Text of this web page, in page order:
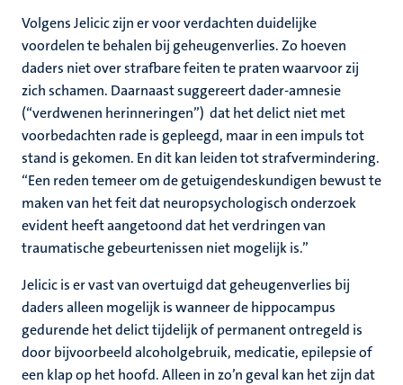
Volgens Jelicic zijn er voor verdachten duidelijke
voordelen te behalen bij geheugenverlies. Zo hoeven
daders niet over strafbare feiten te praten waarvoor zij
zich schamen. Daarnaast suggereert dader-amnesie
(“verdwenen herinneringen”) dat het delict niet met
voorbedachten rade is gepleegd, maar in een impuls tot
stand is gekomen. En dit kan leiden tot strafvermindering.
“Een reden temeer om de getuigendeskundigen bewust te
maken van het feit dat neuropsychologisch onderzoek
evident heeft aangetoond dat het verdringen van
traumatische gebeurtenissen niet mogelijk is.”
Jelicic is er vast van overtuigd dat geheugenverlies bij
daders alleen mogelijk is wanneer de hippocampus
gedurende het delict tijdelijk of permanent ontregeld is
door bijvoorbeeld alcoholgebruik, medicatie, epilepsie of
een klap op het hoofd. Alleen in zo’n geval kan het zijn dat